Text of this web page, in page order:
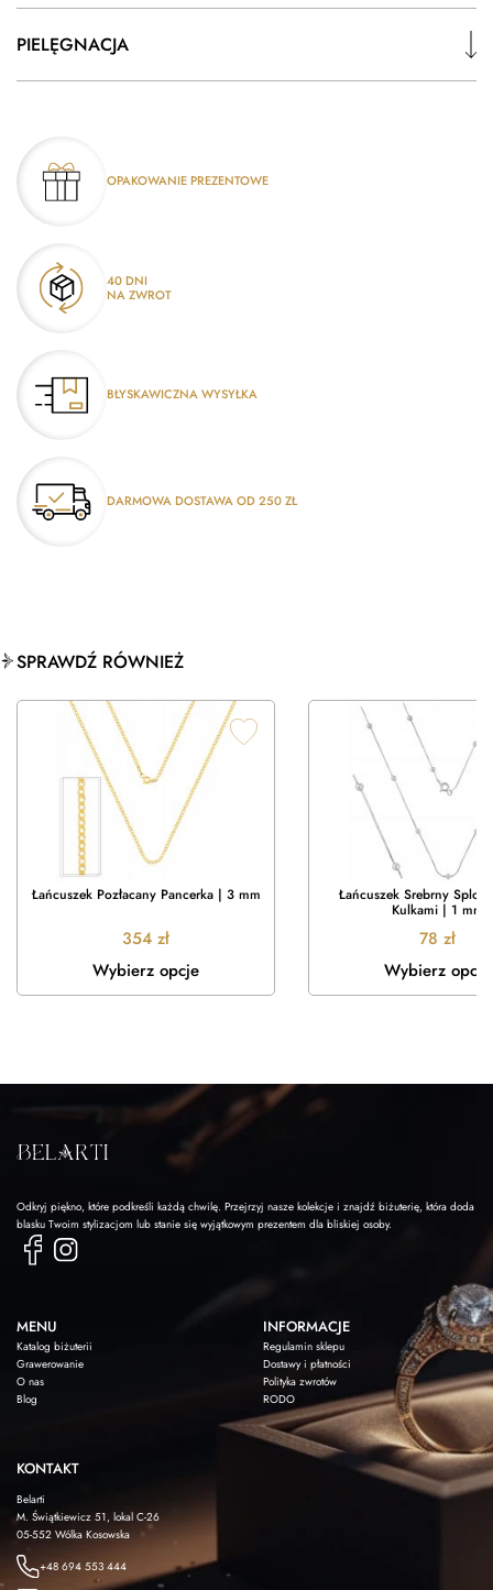
PIELĘGNACJA
OPAKOWANIE PREZENTOWE
40 DNI
NA ZWROT
BŁYSKAWICZNA WYSYŁKA
DARMOWA DOSTAWA OD 250 ZŁ
SPRAWDŹ RÓWNIEŻ
Łańcuszek Pozłacany Pancerka | 3 mm
354 zł
Wybierz opcje
Łańcuszek Srebrny Splot
Kulkami | 1 mm
78 zł
Wybierz opcje
Odkryj piękno, które podkreśli każdą chwilę. Przejrzyj nasze kolekcje i znajdź biżuterię, która doda
blasku Twoim stylizacjom lub stanie się wyjątkowym prezentem dla bliskiej osoby.
MENU
Katalog biżuterii
Grawerowanie
O nas
Blog
INFORMACJE
Regulamin sklepu
Dostawy i płatności
Polityka zwrotów
RODO
KONTAKT
Belarti
M. Świątkiewicz 51, lokal C-26
05-552 Wólka Kosowska
+48 694 553 444